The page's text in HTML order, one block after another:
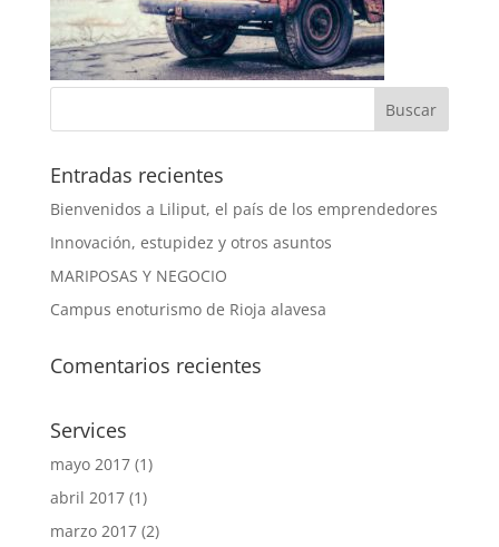
Entradas recientes
Bienvenidos a Liliput, el país de los emprendedores
Innovación, estupidez y otros asuntos
MARIPOSAS Y NEGOCIO
Campus enoturismo de Rioja alavesa
Comentarios recientes
Services
mayo 2017(1)
abril 2017(1)
marzo 2017(2)